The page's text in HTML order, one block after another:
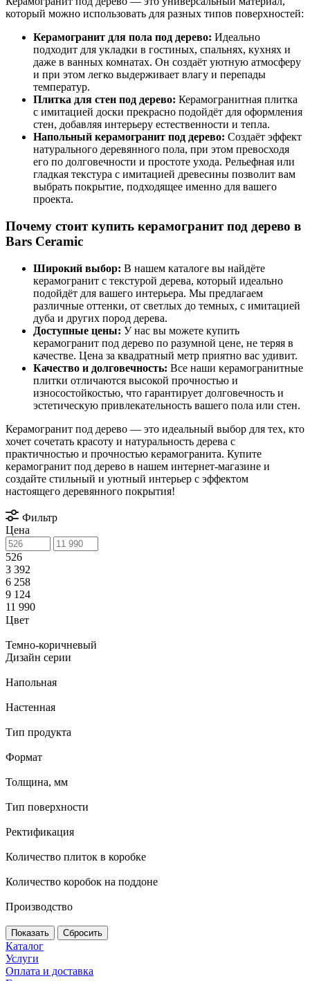
который можно использовать для разных типов поверхностей:
Керамогранит для пола под дерево: Идеально
подходит для укладки в гостиных, спальнях, кухнях и
даже в ванных комнатах. Он создаёт уютную атмосферу
и при этом легко выдерживает влагу и перепады
температур.
Плитка для стен под дерево: Керамогранитная плитка
с имитацией доски прекрасно подойдёт для оформления
стен, добавляя интерьеру естественности и тепла.
Напольный керамогранит под дерево: Создаёт эффект
натурального деревянного пола, при этом превосходя
его по долговечности и простоте ухода. Рельефная или
гладкая текстура с имитацией древесины позволит вам
выбрать покрытие, подходящее именно для вашего
проекта.
Почему стоит купить керамогранит под дерево в
Bars Ceramic
Широкий выбор: В нашем каталоге вы найдёте
керамогранит с текстурой дерева, который идеально
подойдёт для вашего интерьера. Мы предлагаем
различные оттенки, от светлых до темных, с имитацией
дуба и других пород дерева.
Доступные цены: У нас вы можете купить
керамогранит под дерево по разумной цене, не теряя в
качестве. Цена за квадратный метр приятно вас удивит.
Качество и долговечность: Все наши керамогранитные
плитки отличаются высокой прочностью и
износостойкостью, что гарантирует долговечность и
эстетическую привлекательность вашего пола или стен.
Керамогранит под дерево — это идеальный выбор для тех, кто
хочет сочетать красоту и натуральность дерева с
практичностью и прочностью керамогранита. Купите
керамогранит под дерево в нашем интернет-магазине и
создайте стильный и уютный интерьер с эффектом
настоящего деревянного покрытия!
Фильтр
Цена
526
3 392
6 258
9 124
11 990
Цвет
Темно-коричневый
Дизайн серии
Напольная
Настенная
Тип продукта
Формат
Толщина, мм
Тип поверхности
Ректификация
Количество плиток в коробке
Количество коробок на поддоне
Производство
Сбросить
Каталог
Услуги
Оплата и доставка